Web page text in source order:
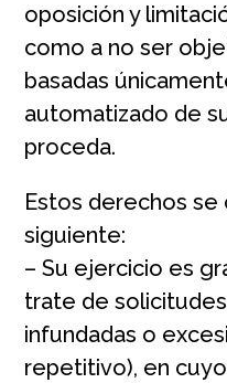
oposición y
como a no ser
basadas
automatizado de
proceda.
Estos derechos se
siguiente:
– Su ejercicio es
trate de
infundadas o
repetitivo), en